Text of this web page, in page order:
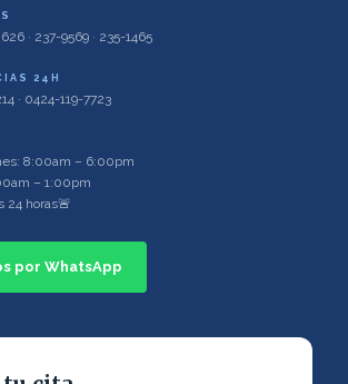
· 237-9569 · 235-1465
24H
· 0424-119-7723
8:00am – 6:00pm
– 1:00pm
24 horas🚨
por WhatsApp